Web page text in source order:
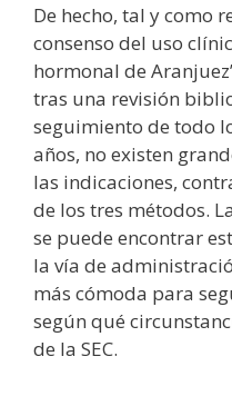
De hecho, tal y como
consenso del uso
hormonal de
tras una revisión
seguimiento de todo
años, no existen
las indicaciones,
de los tres métodos.
se puede encontrar
la vía de
más cómoda para
según qué
de la SEC.